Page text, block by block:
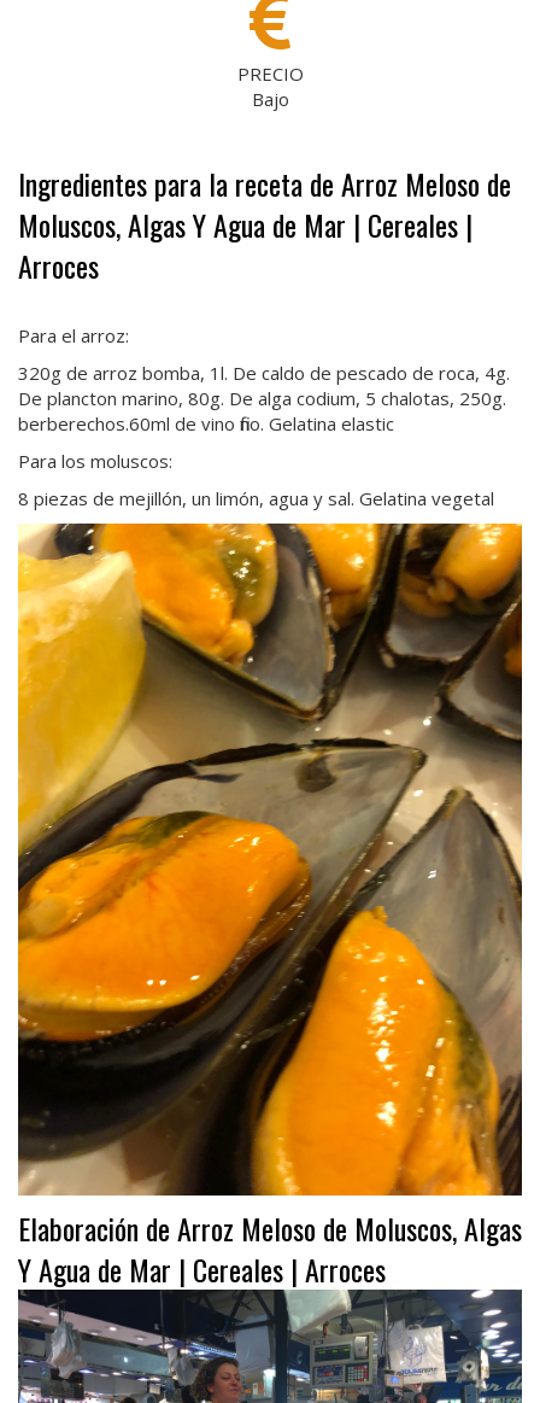
PRECIO
Bajo
Ingredientes para la receta de Arroz Meloso de
Moluscos, Algas Y Agua de Mar | Cereales |
Arroces
Para el arroz:
320g de arroz bomba, 1l. De caldo de pescado de roca, 4g.
De plancton marino, 80g. De alga codium, 5 chalotas, 250g.
berberechos.60ml de vino fino. Gelatina elastic
Para los moluscos:
8 piezas de mejillón, un limón, agua y sal. Gelatina vegetal
Elaboración de Arroz Meloso de Moluscos, Algas
Y Agua de Mar | Cereales | Arroces